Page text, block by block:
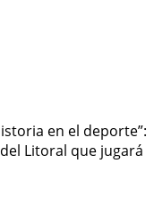
en el deporte”:
Litoral que jugará